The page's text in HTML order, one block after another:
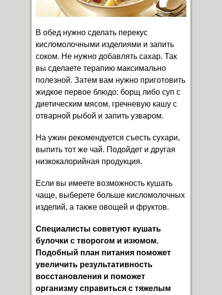
В обед нужно сделать перекус
кисломолочными изделиями и запить
соком. Не нужно добавлять сахар. Так
вы сделаете терапию максимально
полезной. Затем вам нужно приготовить
жидкое первое блюдо: борщ либо суп с
диетическим мясом, гречневую кашу с
отварной рыбой и запить узваром.
На ужин рекомендуется съесть сухари,
выпить тот же чай. Подойдет и другая
низкокалорийная продукция.
Если вы имеете возможность кушать
чаще, выберете больше кисломолочных
изделий, а также овощей и фруктов.
Специалисты советуют кушать
булочки с творогом и изюмом.
Подобный план питания поможет
увеличить результативность
восстановления и поможет
организму справиться с тяжелым